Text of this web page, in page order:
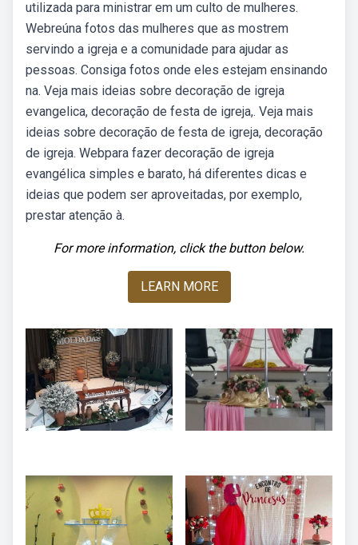
utilizada para ministrar em um culto de mulheres.
Webreúna fotos das mulheres que as mostrem
servindo a igreja e a comunidade para ajudar as
pessoas. Consiga fotos onde eles estejam ensinando
na. Veja mais ideias sobre decoração de igreja
evangelica, decoração de festa de igreja,. Veja mais
ideias sobre decoração de festa de igreja, decoração
de igreja. Webpara fazer decoração de igreja
evangélica simples e barato, há diferentes dicas e
ideias que podem ser aproveitadas, por exemplo,
prestar atenção à.
For more information, click the button below.
LEARN MORE